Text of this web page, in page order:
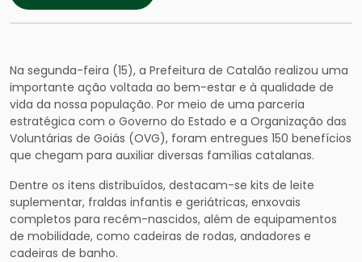
Na segunda-feira (15), a Prefeitura de Catalão realizou uma
importante ação voltada ao bem-estar e à qualidade de
vida da nossa população. Por meio de uma parceria
estratégica com o Governo do Estado e a Organização das
Voluntárias de Goiás (OVG), foram entregues 150 benefícios
que chegam para auxiliar diversas famílias catalanas.
Dentre os itens distribuídos, destacam-se kits de leite
suplementar, fraldas infantis e geriátricas, enxovais
completos para recém-nascidos, além de equipamentos
de mobilidade, como cadeiras de rodas, andadores e
cadeiras de banho.